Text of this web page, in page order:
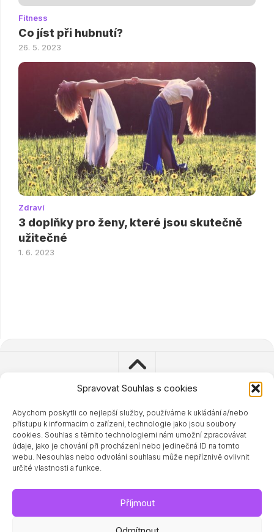
Spravovat Souhlas s cookies
Abychom poskytli co nejlepší služby, používáme k ukládání a/nebo
přístupu k informacím o zařízení, technologie jako jsou soubory
cookies. Souhlas s těmito technologiemi nám umožní zpracovávat
údaje, jako je chování při procházení nebo jedinečná ID na tomto
webu. Nesouhlas nebo odvolání souhlasu může nepříznivě ovlivnit
určité vlastnosti a funkce.
Příjmout
Fitness
Co jíst při hubnutí?
26. 5. 2023
Zdraví
3 doplňky pro ženy, které jsou skutečně
užitečné
1. 6. 2023
© 2023 - 2024 Zdravisimo.cz
Powered byWordPress. Theme by Alx.